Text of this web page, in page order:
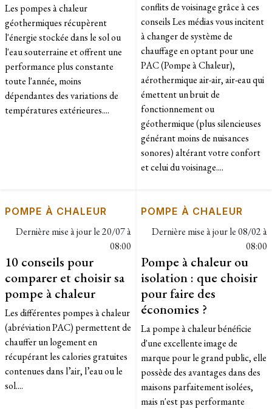
Les pompes à chaleur
géothermiques récupèrent
l'énergie stockée dans le sol ou
l'eau souterraine et offrent une
performance plus constante
toute l'année, moins
dépendantes des variations de
températures extérieures....
conflits de voisinage grâce à ces
conseils Les médias vous incitent
à changer de système de
chauffage en optant pour une
PAC (Pompe à Chaleur),
aérothermique air-air, air-eau qui
émettent un bruit de
fonctionnement ou
géothermique (plus silencieuses
générant moins de nuisances
sonores) altérant votre confort
et celui du voisinage....
POMPE À CHALEUR
Dernière mise à jour le20/07 à
08:00
10 conseils pour
comparer et choisir sa
pompe à chaleur
Les différentes pompes à chaleur
(abréviation PAC) permettent de
chauffer un logement en
récupérant les calories gratuites
contenues dans l’air, l’eau ou le
sol....
POMPE À CHALEUR
Dernière mise à jour le08/02 à
08:00
Pompe à chaleur ou
isolation : que choisir
pour faire des
économies ?
La pompe à chaleur bénéficie
d'une excellente image de
marque pour le grand public, elle
possède des avantages dans des
maisons parfaitement isolées,
mais n'est pas performante